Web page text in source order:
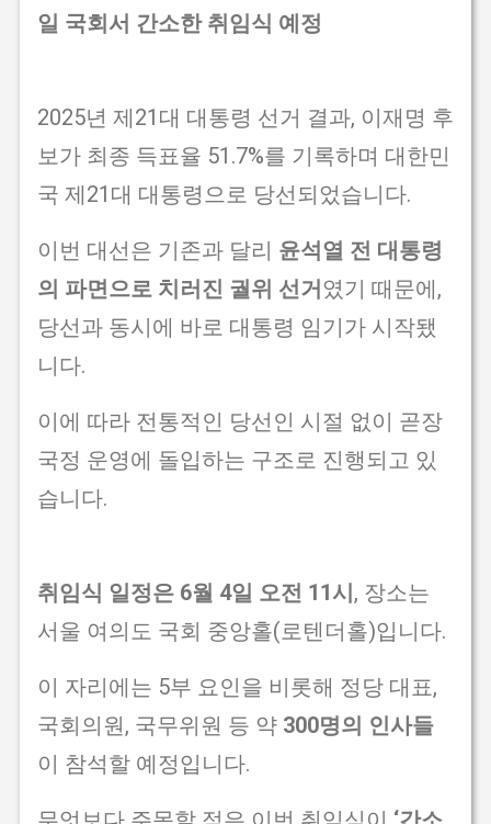
일 국회서 간소한 취임식 예정
2025년 제21대 대통령 선거 결과, 이재명 후
보가 최종 득표율 51.7%를 기록하며 대한민
국 제21대 대통령으로 당선되었습니다.
이번 대선은 기존과 달리 윤석열 전 대통령
의 파면으로 치러진 궐위 선거였기 때문에,
당선과 동시에 바로 대통령 임기가 시작됐
니다.
이에 따라 전통적인 당선인 시절 없이 곧장
국정 운영에 돌입하는 구조로 진행되고 있
습니다.
취임식 일정은 6월 4일 오전 11시, 장소는
서울 여의도 국회 중앙홀(로텐더홀)입니다.
이 자리에는 5부 요인을 비롯해 정당 대표,
국회의원, 국무위원 등 약 300명의 인사들
이 참석할 예정입니다.